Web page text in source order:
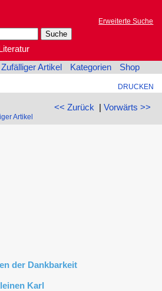
Erweiterte Suche
Zufälliger Artikel Kategorien Shop
DRUCKEN
<< Zurück | Vorwärts >>
Artikel
der Dankbarkeit
Karl